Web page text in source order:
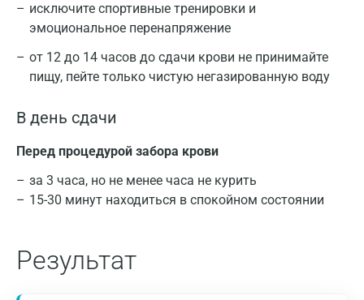
исключите спортивные тренировки и
эмоциональное перенапряжение
от 12 до 14 часов до сдачи крови не принимайте
пищу, пейте только чистую негазированную воду
В день сдачи
Перед процедурой забора крови
за 3 часа, но не менее часа не курить
15-30 минут находиться в спокойном состоянии
Результат
Владимир
Волгоград
Волжский
Вологда
Воронеж
Всеволожск
Гатчина
Голубое